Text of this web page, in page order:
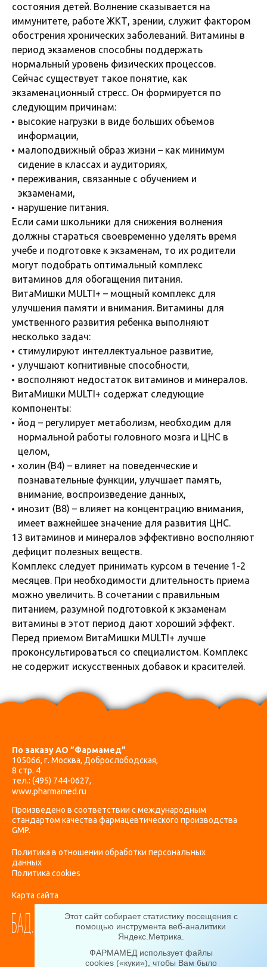
состояния детей. Волнение сказывается на
иммунитете, работе ЖКТ, зрении, служит фактором
обострения хронических заболеваний. Витамины в
период экзаменов способны поддержать
нормальный уровень физических процессов.
Сейчас существует такое понятие, как
экзаменационный стресс. Он формируется по
следующим причинам:
высокие нагрузки в виде больших объемов
информации,
малоподвижный образ жизни – как минимум
сидение в классах и аудиториях,
переживания, связанные с обучением и
экзаменами,
нарушение питания.
Если сами школьники для снижения волнения
должны стараться своевременно уделять время
учебе и подготовке к экзаменам, то их родители
могут подобрать оптимальный комплекс
витаминов для обогащения питания.
ВитаМишки MULTI+ – мощный комплекс для
улучшения памяти и внимания. Витамины для
умственного развития ребенка выполняют
несколько задач:
стимулируют интеллектуальное развитие,
улучшают когнитивные способности,
восполняют недостаток витаминов и минералов.
ВитаМишки MULTI+ содержат следующие
компоненты:
йод – регулирует метаболизм, необходим для
нормальной работы головного мозга и ЦНС в
целом,
холин (B4) – влияет на поведенческие и
познавательные функции, улучшает память,
внимание, воспроизведение данных,
инозит (B8) – влияет на концентрацию внимания,
имеет важнейшее значение для развития ЦНС.
13 витаминов и минералов эффективно восполняют
дефицит полезных веществ.
Комплекс следует принимать курсом в течение 1-2
месяцев. При необходимости длительность приема
можно увеличить. В сочетании с правильным
питанием, разумной подготовкой к экзаменам
витамины в этот период дают хороший эффект.
Перед приемом ВитаМишки MULTI+ лучше
проконсультироваться со специалистом. Комплекс
не содержит искусственных добавок и красителей.
Этот сайт собирает статистику посещения с
помощью инструмента веб-аналитики
Яндекс.Метрика
ФАРМАМЕД использует файлы
cookies («куки»), чтобы Вам было
По заказу АО ”Фармамед”
105066, г. Москва, Доброслободская,
8 стр. 4
тел.: (495) 744-0627,
www.pharmamed.ru
Произведено в соответствии с международным
стандартом качества фармацевтического производства
GMP.
Политика в отношении обработки персональных
данных
Политика cookies
Карта сайта